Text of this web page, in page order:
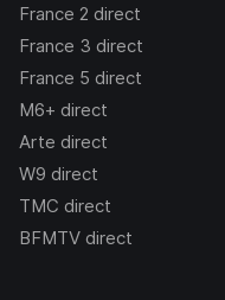
France 2 direct
France 3 direct
France 5 direct
M6+ direct
Arte direct
W9 direct
TMC direct
BFMTV direct